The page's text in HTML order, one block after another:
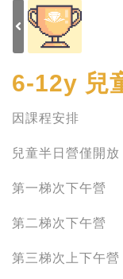
6-12y 兒
因課程安排
兒童半日營僅開放
第一梯次下午營
第二梯次下午營
第三梯次上下午營